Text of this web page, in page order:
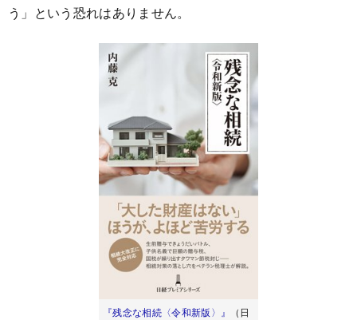
う」という恐れはありません。
『残念な相続〈令和新版〉』
（日